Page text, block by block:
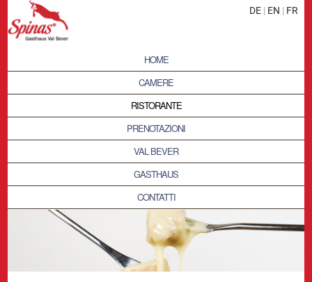
DE | EN | FR
HOME
CAMERE
RISTORANTE
PRENOTAZIONI
VAL BEVER
GASTHAUS
CONTATTI